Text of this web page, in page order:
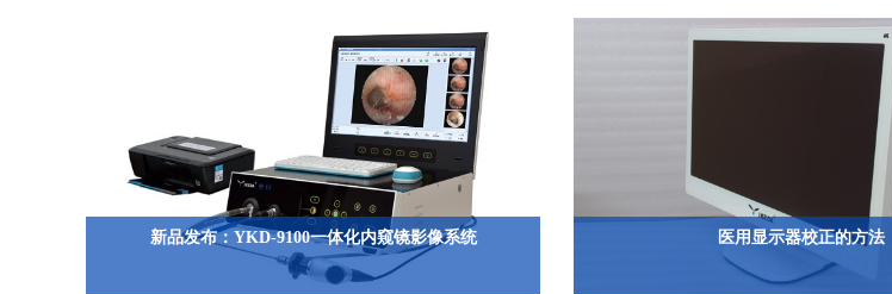
新品发布：YKD-9100一体化内窥镜影像系统 医用显示器校正的方法